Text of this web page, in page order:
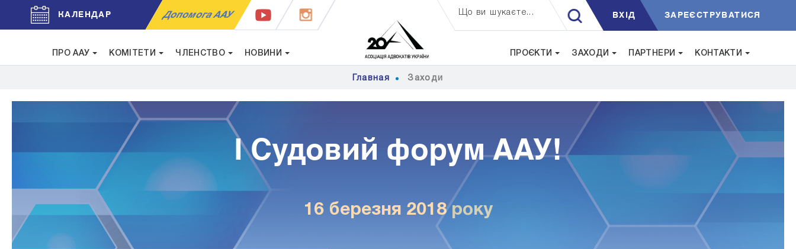
КАЛЕНДАР Допомога ААУ Що ви шукаєте... ВXIД ЗАРЕЄСТРУВАТИСЯ
ПРО ААУ КОМІТЕТИ ЧЛЕНСТВО НОВИНИ ПРОЄКТИ ЗАХОДИ ПАРТНЕРИ КОНТАКТИ
Главная Заходи
I Судовий форум ААУ!
16 березня 2018 року